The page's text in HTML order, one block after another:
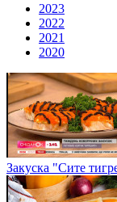
2023
2022
2021
2020
Закуска "Сите